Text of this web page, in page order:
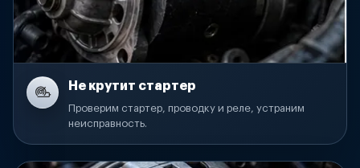
Не крутит стартер
Проверим стартер, проводку и реле, устраним
неисправность.